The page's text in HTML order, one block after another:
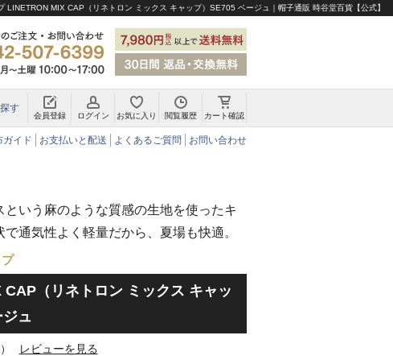
LINETRON MIX CAP（リネトロン ミックス キャップ）SE705 ベージュ｜帽子通販 時谷堂百貨【公式】
す
会員登録 ログイン お気に入り 閲覧履歴 カート確認
ガイド お支払いと配送 よくあるご質問 お問い合わせ
という麻のような質感の生地を使ったキ
通気性よく軽量だから、夏場も快適。
CAP（リネトロン ミックス キャッ
ュ
レビューを見る